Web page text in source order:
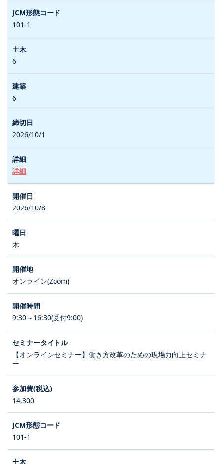
101-1
6
6
2026/10/1
詳細
2026/10/8
木
オンライン(Zoom)
9:30～16:30(受付9:00)
【オンラインセミナー】働き方改革のための現場力向上セミナ
ー
14,300
101-1